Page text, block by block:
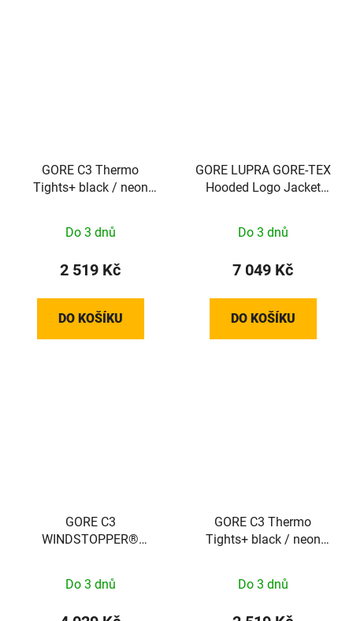
GORE C3 Thermo
Tights+ black / neon
Do 3 dnů
2 519 Kč
DO KOŠÍKU
GORE LUPRA GORE-TEX
Hooded Logo Jacket
Do 3 dnů
7 049 Kč
DO KOŠÍKU
GORE C3
WINDSTOPPER®
Do 3 dnů
GORE C3 Thermo
Tights+ black / neon
Do 3 dnů